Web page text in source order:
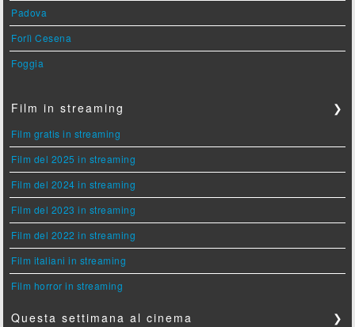
Padova
Forlì Cesena
Foggia
Film in streaming ❯
Film gratis in streaming
Film del 2025 in streaming
Film del 2024 in streaming
Film del 2023 in streaming
Film del 2022 in streaming
Film italiani in streaming
Film horror in streaming
Questa settimana al cinema ❯